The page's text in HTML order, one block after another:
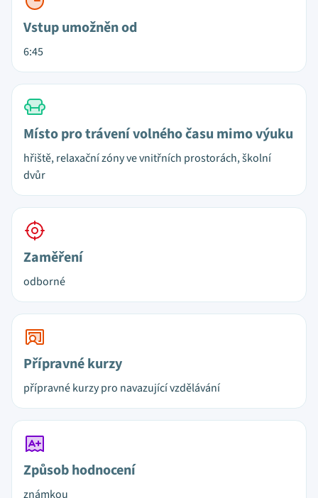
Vstup umožněn od
6:45
Místo pro trávení volného času mimo výuku
hřiště, relaxační zóny ve vnitřních prostorách, školní
dvůr
Zaměření
odborné
Přípravné kurzy
přípravné kurzy pro navazující vzdělávání
Způsob hodnocení
známkou